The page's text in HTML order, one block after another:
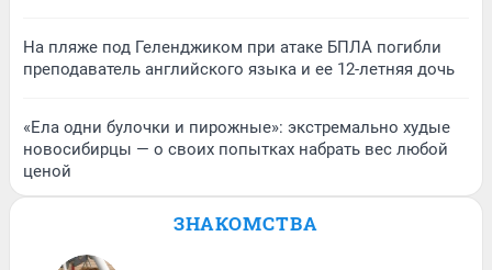
На пляже под Геленджиком при атаке БПЛА погибли
преподаватель английского языка и ее 12-летняя дочь
«Ела одни булочки и пирожные»: экстремально худые
новосибирцы — о своих попытках набрать вес любой
ценой
ЗНАКОМСТВА